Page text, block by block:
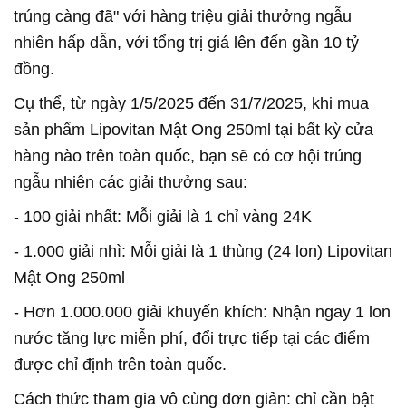
trúng càng đã" với hàng triệu giải thưởng ngẫu
nhiên hấp dẫn, với tổng trị giá lên đến gần 10 tỷ
đồng.
Cụ thể, từ ngày 1/5/2025 đến 31/7/2025, khi mua
sản phẩm Lipovitan Mật Ong 250ml tại bất kỳ cửa
hàng nào trên toàn quốc, bạn sẽ có cơ hội trúng
ngẫu nhiên các giải thưởng sau:
- 100 giải nhất: Mỗi giải là 1 chỉ vàng 24K
- 1.000 giải nhì: Mỗi giải là 1 thùng (24 lon) Lipovitan
Mật Ong 250ml
- Hơn 1.000.000 giải khuyến khích: Nhận ngay 1 lon
nước tăng lực miễn phí, đổi trực tiếp tại các điểm
được chỉ định trên toàn quốc.
Cách thức tham gia vô cùng đơn giản: chỉ cần bật